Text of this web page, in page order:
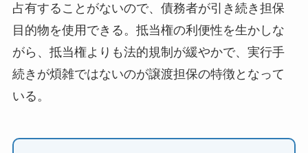
占有することがないので、債務者が引き続き担保
目的物を使用できる。抵当権の利便性を生かしな
がら、抵当権よりも法的規制が緩やかで、実行手
続きが煩雑ではないのが譲渡担保の特徴となって
いる。